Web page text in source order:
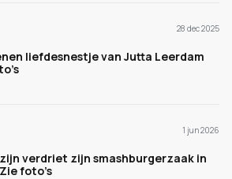
28 dec 2025
liefdesnestje van Jutta Leerdam
1 jun 2026
verdriet zijn smashburgerzaak in
foto’s